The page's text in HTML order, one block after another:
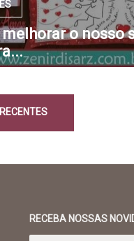
o nosso
RECEBA NOSSAS